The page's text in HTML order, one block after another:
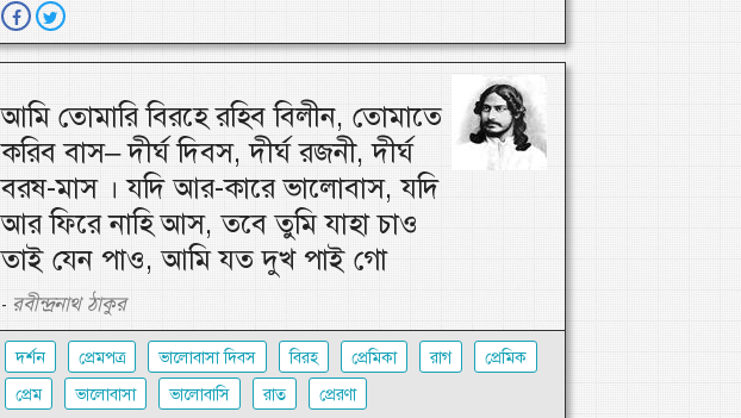
আমি তোমারি বিরহে রহিব বিলীন, তোমাতে
করিব বাস– দীর্ঘ দিবস, দীর্ঘ রজনী, দীর্ঘ
বরষ-মাস । যদি আর-কারে ভালোবাস, যদি
আর ফিরে নাহি আস, তবে তুমি যাহা চাও
তাই যেন পাও, আমি যত দুখ পাই গো
- রবীন্দ্রনাথ ঠাকুর
দর্শন প্রেমপত্র ভালোবাসা দিবস বিরহ প্রেমিকা রাগ
প্রেমিক
প্রেম
ভালোবাসা ভালোবাসি রাত প্রেরণা